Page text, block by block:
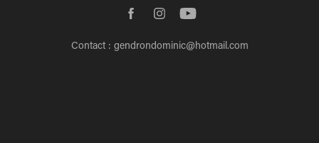
Contact : gendrondominic@hotmail.com